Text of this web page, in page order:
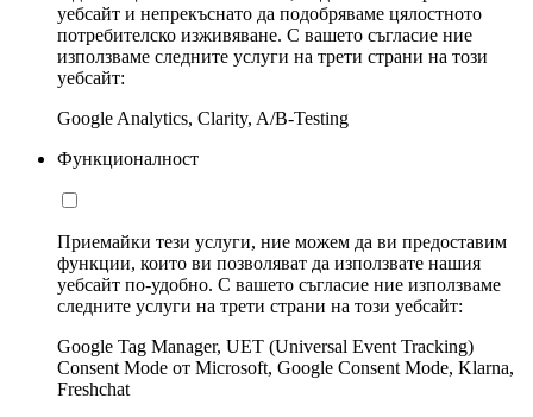
уебсайт и непрекъснато да подобряваме цялостното
потребителско изживяване. С вашето съгласие ние
използваме следните услуги на трети страни на този
уебсайт:
Google Analytics, Clarity, A/B-Testing
Функционалност
Приемайки тези услуги, ние можем да ви предоставим
функции, които ви позволяват да използвате нашия
уебсайт по-удобно. С вашето съгласие ние използваме
следните услуги на трети страни на този уебсайт:
Google Tag Manager, UET (Universal Event Tracking)
Consent Mode от Microsoft, Google Consent Mode, Klarna,
Freshchat